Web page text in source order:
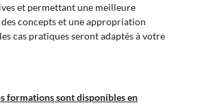
et permettant une meilleure
concepts et une appropriation
cas pratiques seront adaptés à votre
formations sont disponibles en